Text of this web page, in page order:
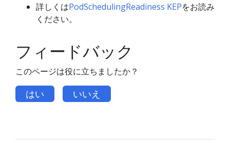
詳しくはPodSchedulingReadiness KEPをお読み
ください。
フィードバック
このページは役に立ちましたか？
はい いいえ